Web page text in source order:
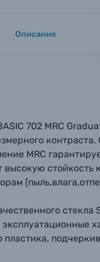
известных
Вами с
Нажимая
Описание
702 MRC
контраста.
MRC
стойкость
пластика,